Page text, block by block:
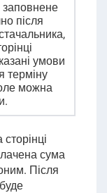
після
умови
терміну
можна
сума
Після